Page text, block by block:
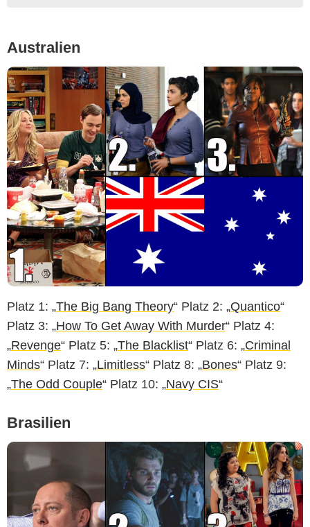
Australien
Platz 1: „The Big Bang Theory“ Platz 2: „Quantico“
Platz 3: „How To Get Away With Murder“ Platz 4:
„Revenge“ Platz 5: „The Blacklist“ Platz 6: „Criminal
Minds“ Platz 7: „Limitless“ Platz 8: „Bones“ Platz 9:
„The Odd Couple“ Platz 10: „Navy CIS“
Brasilien